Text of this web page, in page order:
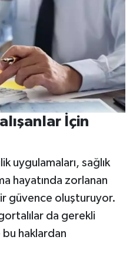
İçin
uygulamaları, sağlık
hayatında zorlanan
güvence oluşturuyor.
da gerekli
bu haklardan